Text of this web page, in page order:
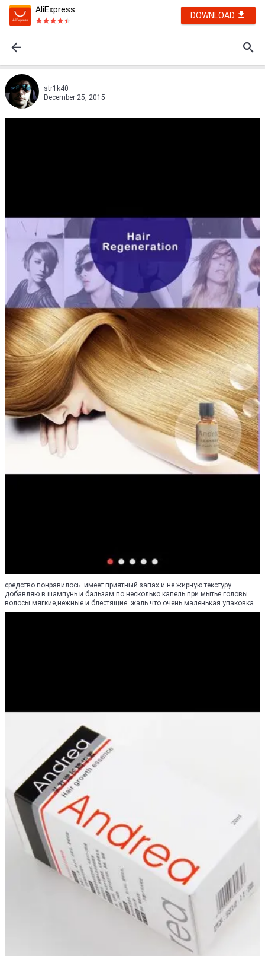
AliExpress
DOWNLOAD
str1k40
December 25, 2015
средство понравилось. имеет приятный запах и не жирную текстуру.
добавляю в шампунь и бальзам по несколько капель при мытье головы.
волосы мягкие,нежные и блестящие. жаль что очень маленькая упаковка